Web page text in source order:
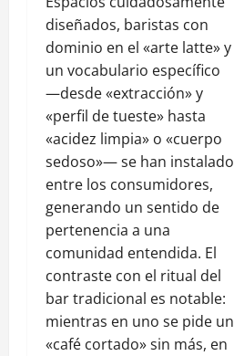
diseñados, baristas con
dominio en el «arte latte» y
un vocabulario específico
—desde «extracción» y
«perfil de tueste» hasta
«acidez limpia» o «cuerpo
sedoso»— se han instalado
entre los consumidores,
generando un sentido de
pertenencia a una
comunidad entendida. El
contraste con el ritual del
bar tradicional es notable:
mientras en uno se pide un
«café cortado» sin más, en